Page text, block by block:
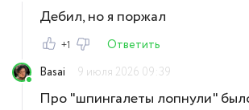
Дебил, но я поржал
+1
Ответить
Basai
9 июля 2026 09:39
Про "шпингалеты лопнули"